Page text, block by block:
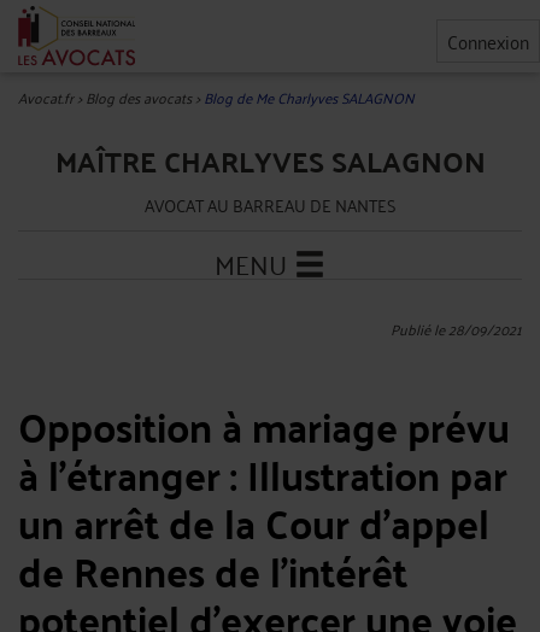
Connexion
Avocat.fr>Blog des avocats>Blog de Me Charlyves SALAGNON
MAÎTRE CHARLYVES SALAGNON
AVOCAT AU BARREAU DE NANTES
MENU
Publié le 28/09/2021
Opposition à mariage prévu
à l’étranger : Illustration par
un arrêt de la Cour d’appel
de Rennes de l’intérêt